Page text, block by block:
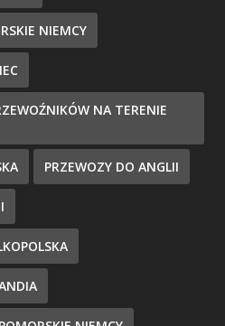
NIEMCY
NA TERENIE
PRZEWOZY DO ANGLII